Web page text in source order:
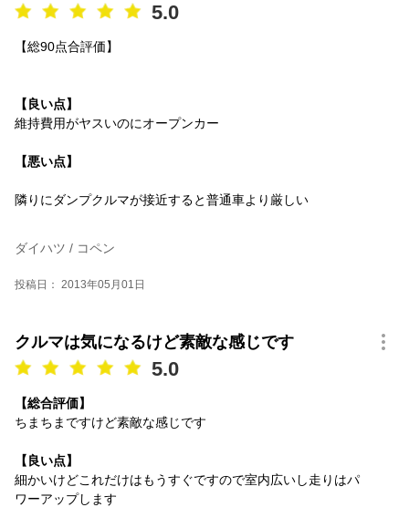
5.0
【総90点合評価】
【良い点】
維持費用がヤスいのにオープンカー
【悪い点】
隣りにダンプクルマが接近すると普通車より厳しい
ダイハツ / コペン
投稿日： 2013年05月01日
クルマは気になるけど素敵な感じです
5.0
【総合評価】
ちまちまですけど素敵な感じです
【良い点】
細かいけどこれだけはもうすぐですので室内広いし走りはパ
ワーアップします